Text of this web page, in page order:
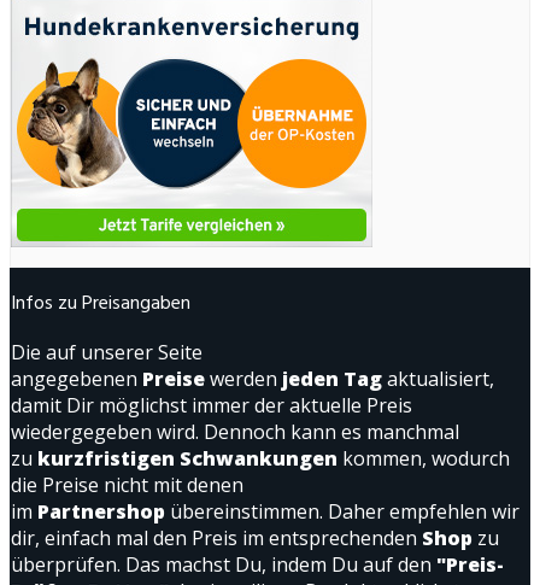
Infos zu Preisangaben
Die auf unserer Seite
angegebenen Preisewerden jeden Tagaktualisiert,
damit Dir möglichst immer der aktuelle Preis
wiedergegeben wird. Dennoch kann es manchmal
zu kurzfristigen Schwankungen kommen, wodurch
die Preise nicht mit denen
im Partnershop übereinstimmen. Daher empfehlen wir
dir, einfach mal den Preis im entsprechenden Shop zu
überprüfen. Das machst Du, indem Du auf den "Preis-